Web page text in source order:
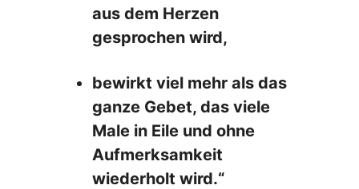
aus dem Herzen
gesprochen wird,
bewirkt viel mehr als das
ganze Gebet, das viele
Male in Eile und ohne
Aufmerksamkeit
wiederholt wird.“